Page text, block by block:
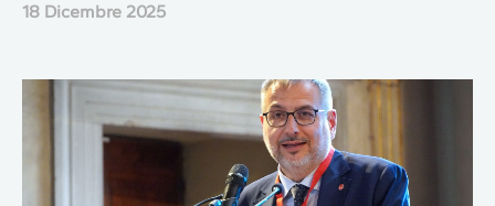
18 Dicembre 2025